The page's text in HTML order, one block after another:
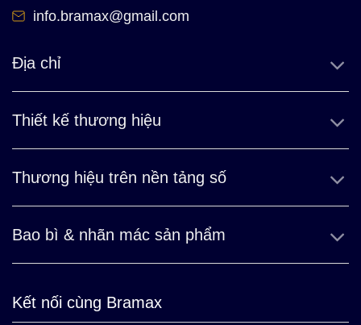
info.bramax@gmail.com
Địa chỉ
Thiết kế thương hiệu
Thương hiệu trên nền tảng số
Bao bì & nhãn mác sản phẩm
Kết nối cùng Bramax